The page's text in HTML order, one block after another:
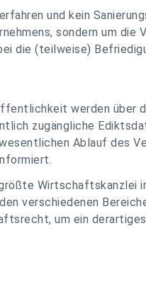
und kein
sondern um die
die (teilweise)
werden über
zugängliche
Ablauf des
Wirtschaftskanzlei
verschiedenen
um ein